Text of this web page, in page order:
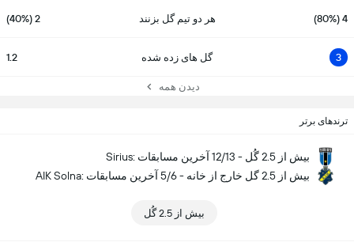
4 (80%) هر دو تیم گل بزنند 2 (40%)
3 گل های زده شده 1.2
دیدن همه
ترندهای برتر
Sirius: بیش از 2.5 گُل - 12/13 آخرین مسابقات
AIK Solna: بیش از 2.5 گل خارج از خانه - 5/6 آخرین مسابقات
بیش از 2.5 گُل